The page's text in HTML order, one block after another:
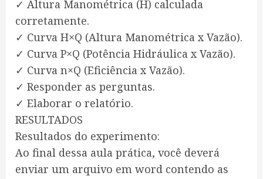
✓ Altura Manométrica (H) calculada
corretamente.
✓ Curva H×Q (Altura Manométrica x Vazão).
✓ Curva P×Q (Potência Hidráulica x Vazão).
✓ Curva n×Q (Eficiência x Vazão).
✓ Responder as perguntas.
✓ Elaborar o relatório.
RESULTADOS
Resultados do experimento:
Ao final dessa aula prática, você deverá
enviar um arquivo em word contendo as